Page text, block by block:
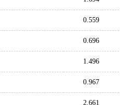
0.559
0.696
1.496
0.967
2.661